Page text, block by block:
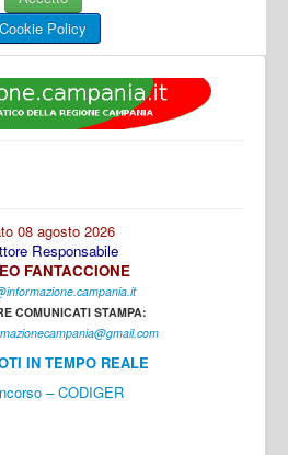
Cookie Policy
08 agosto 2026
Responsabile
FANTACCIONE
COMUNICATI STAMPA:
IN TEMPO REALE